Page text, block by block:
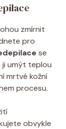
zmírnit
pro⁢
se⁤
umýt teplou
⁤mrtvé‌ kožní
⁣procesu.
obvykle